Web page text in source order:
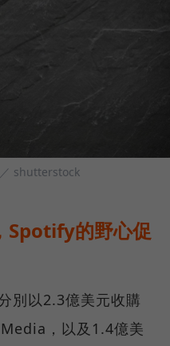
shutterstock
Spotify的野心促
別以2.3億美元收購
，以及1.4億美